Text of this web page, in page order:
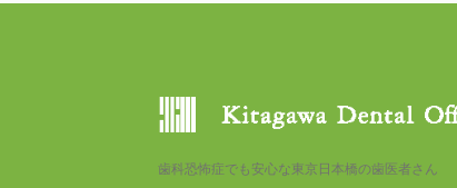
歯科恐怖症でも安心な東京日本橋の歯医者さん